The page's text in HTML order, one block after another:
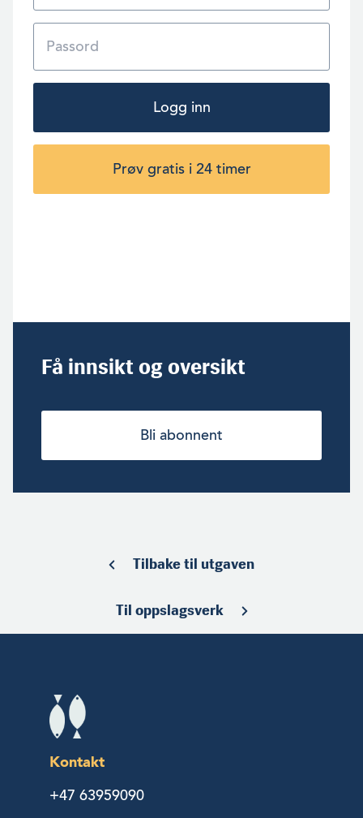
Logg inn
Prøv gratis i 24 timer
Få innsikt og oversikt
Bli abonnent
Tilbake til utgaven
Til oppslagsverk
Kontakt
+47 63959090